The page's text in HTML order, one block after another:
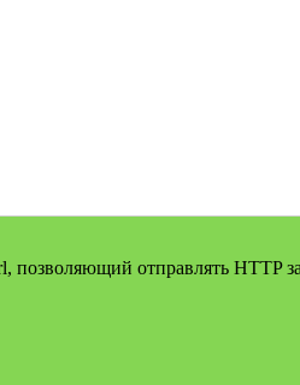
отправлять HTTP